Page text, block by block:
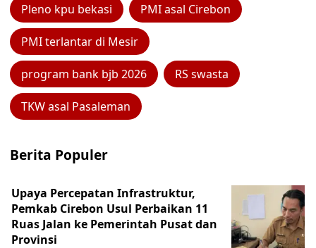
Pleno kpu bekasi PMI asal Cirebon
PMI terlantar di Mesir
program bank bjb 2026 RS swasta
TKW asal Pasaleman
Berita Populer
Upaya Percepatan Infrastruktur,
Pemkab Cirebon Usul Perbaikan 11
Ruas Jalan ke Pemerintah Pusat dan
Provinsi